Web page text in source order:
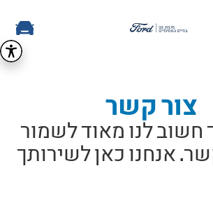
צור קשר
חשוב לנו מאוד לשמור
אנחנו כאן לשירותך